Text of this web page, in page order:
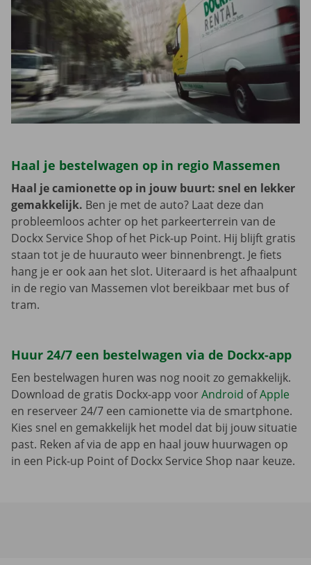
Haal je bestelwagen op in regio Massemen
Haal je camionette op in jouw buurt: snel en lekker
gemakkelijk. Ben je met de auto? Laat deze dan
probleemloos achter op het parkeerterrein van de
Dockx Service Shop of het Pick-up Point. Hij blijft gratis
staan tot je de huurauto weer binnenbrengt. Je fiets
hang je er ook aan het slot. Uiteraard is het afhaalpunt
in de regio van Massemen vlot bereikbaar met bus of
tram.
Huur 24/7 een bestelwagen via de Dockx-app
Een bestelwagen huren was nog nooit zo gemakkelijk.
Download de gratis Dockx-app voorAndroid ofApple
en reserveer 24/7 een camionette via de smartphone.
Kies snel en gemakkelijk het model dat bij jouw situatie
past. Reken af via de app en haal jouw huurwagen op
in een Pick-up Point of Dockx Service Shop naar keuze.